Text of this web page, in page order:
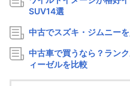
SUV14選
中古でスズキ・ジムニー
中古車で買うなら？ラン
ィーゼルを比較